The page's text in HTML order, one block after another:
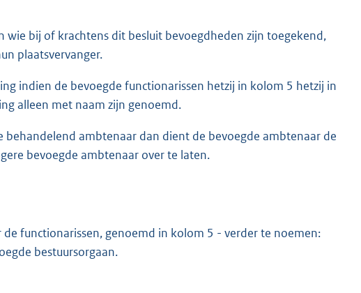
wie bij of krachtens dit besluit bevoegdheden zijn toegekend,
plaatsvervanger.
indien de bevoegde functionarissen hetzij in kolom 5 hetzij in
alleen met naam zijn genoemd.
behandelend ambtenaar dan dient de bevoegde ambtenaar de
bevoegde ambtenaar over te laten.
functionarissen, genoemd in kolom 5 - verder te noemen:
bestuursorgaan.